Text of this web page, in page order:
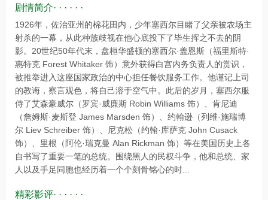
剧情简介· · · · · ·
1926年，佐治亚州的棉花田内，少年塞西尔目睹了父亲被农场主
射杀的一幕，从此种族歧视在他心底投下了毕生挥之不去的阴
影。20世纪50年代末，盘桓华盛顿的塞西尔·盖恩斯（福里斯特·
惠特克 Forest Whitaker 饰）意外获得白宫内务负责人的赏识，
被推举进入这座国家政治的中心担任餐饮服务工作。他谨记上司
的教诲，察言观色，将自己溶于空气中。此后的岁月，塞西尔服
侍了艾森豪威尔（罗宾·威廉斯 Robin Williams 饰）、肯尼迪
（詹姆斯·麦斯登 James Marsden 饰）、约翰逊（列维·施瑞博
尔 Liev Schreiber 饰）、尼克松（约翰·库萨克 John Cusack
饰）、里根（阿伦·瑞克曼 Alan Rickman 饰）等在美国历史上各
自书写了重要一笔的总统。围绕黑人的民权斗争，他和总统、家
人以及手足同胞也经历着一个个刻骨铭心的时...
精彩影评· · · · · ·